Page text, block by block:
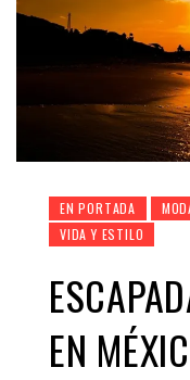
EN PORTADA
VIDA Y ESTILO
EN